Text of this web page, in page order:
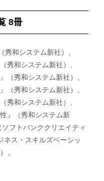
8冊
秀和システム新社）、
秀和システム新社）、
（秀和システム新社）、
（秀和システム新社）、
秀和システム新社）、
』（秀和システム新
フトバンククリエイティ
ネス・スキルズベーシッ
、